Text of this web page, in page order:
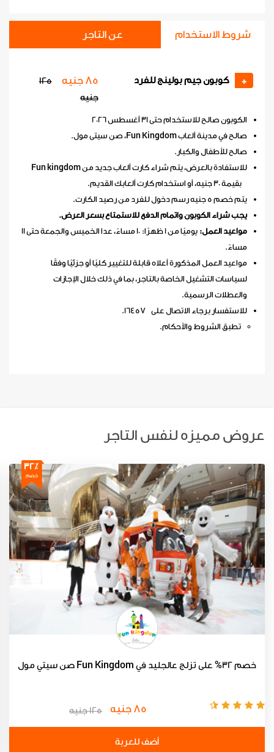
شروط الاستخدام عن التاجر
+ كوبون جيم بولينج للفرد 85 جنيه
125
جنيه
الكوبون صالح للاستخدام حتى 31 أغسطس 2026
صالح في مدينة ألعاب Fun Kingdom، صن سيتى مول.
صالح للأطفال والكبار.
للاستفادة بالعرض، يتم شراء كارت ألعاب جديد من Fun kingdom
بقيمة 30 جنيه، أو استخدام كارت ألعابك القديم.
يتم خصم 5 جنيه رسم دخول للفرد من رصيد الكارت.
يجب شراء الكوبون واتمام الدفع للاستمتاع بسعر العرض.
مواعيد العمل:
يوميًا من 1 ظهرًا: 10 مساءً، عدا الخميس والجمعة حتى 11
مساءً.
مواعيد العمل المذكورة أعلاه قابلة للتغيير كليًا أو جزئيًا وفقًا
لسياسات التشغيل الخاصة بالتاجر، بما في ذلك خلال الإجازات
والعطلات الرسمية.
للاستفسار برجاء الاتصال على 16457.
تطبق الشروط والأحكام.​
عروض مميزه لنفس التاجر
32٪
خصم
خصم 32% على تزلج عالجليد في Fun Kingdom صن سيتي مول
85 جنيه 125 جنيه
أضف للعربة